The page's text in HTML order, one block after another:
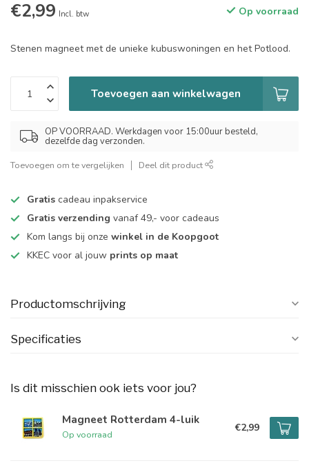
€2,99 Incl. btw Op voorraad
Stenen magneet met de unieke kubuswoningen en het Potlood.
Toevoegen aan winkelwagen
OP VOORRAAD. Werkdagen voor 15:00uur besteld,
dezelfde dag verzonden.
Toevoegen om te vergelijken Deel dit product
Gratis cadeau inpakservice
Gratis verzending vanaf 49,- voor cadeaus
Kom langs bij onze winkel in de Koopgoot
KKEC voor al jouw prints op maat
Productomschrijving
Specificaties
Is dit misschien ook iets voor jou?
Magneet Rotterdam 4-luik
Op voorraad
€2,99